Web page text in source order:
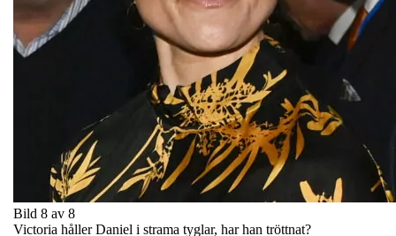
Bild 8 av 8
Victoria håller Daniel i strama tyglar, har han tröttnat?